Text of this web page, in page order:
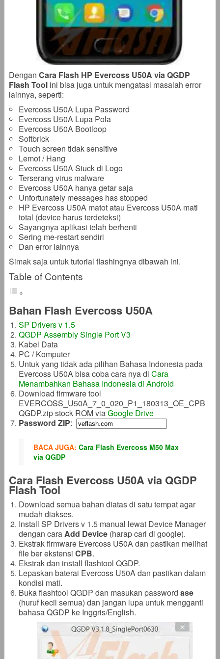
Dengan Cara Flash HP Evercoss U50A via QGDP
Flash Toolini bisa juga untuk mengatasi masalah error
lainnya, seperti:
Evercoss U50A Lupa Password
Evercoss U50A Lupa Pola
Evercoss U50A Bootloop
Softbrick
Touch screen tidak sensitive
Lemot / Hang
Evercoss U50A Stuck di Logo
Terserang virus malware
Evercoss U50A hanya getar saja
Unfortunately messages has stopped
HP Evercoss U50A matot atau Evercoss U50A mati
total (device harus terdeteksi)
Sayangnya aplikasi telah berhenti
Sering me-restart sendiri
Dan error lainnya
Simak saja untuk tutorial flashingnya dibawah ini.
Table of Contents
Bahan Flash Evercoss U50A
SP Drivers v 1.5
QGDP Assembly Single Port V3
Kabel Data
PC / Komputer
Untuk yang tidak ada pilihan Bahasa Indonesia pada
Evercoss U50A bisa coba cara nya di Cara
Menambahkan Bahasa Indonesia di Android
Download firmware tool
EVERCOSS_U50A_7_0_020_P1_180313_OE_CPB
QGDP.zip stock ROM viaGoogle Drive
Password ZIP:
BACA JUGA: Cara Flash Evercoss M50 Max
via QGDP
Cara Flash Evercoss U50A via QGDP
Flash Tool
Download semua bahan diatas di satu tempat agar
mudah diakses.
Install SP Drivers v 1.5 manual lewat Device Manager
dengan caraAdd Device(harap cari di google).
Ekstrak firmware Evercoss U50A dan pastikan melihat
file ber ekstensi CPB.
Ekstrak dan install flashtool QGDP.
Lepaskan baterai Evercoss U50A dan pastikan dalam
kondisi mati.
Buka flashtool QGDP dan masukan password ase
(huruf kecil semua) dan jangan lupa untuk mengganti
bahasa QGDP ke Inggris/English.